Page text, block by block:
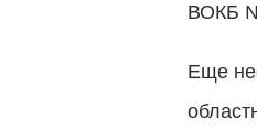
ВОКБ
Еще